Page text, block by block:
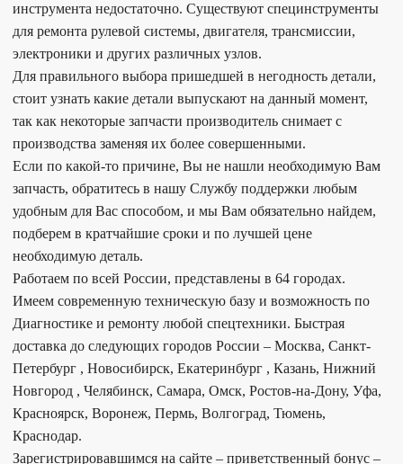
инструмента недостаточно. Существуют специнструменты
для ремонта рулевой системы, двигателя, трансмиссии,
электроники и других различных узлов.
Для правильного выбора пришедшей в негодность детали,
стоит узнать какие детали выпускают на данный момент,
так как некоторые запчасти производитель снимает с
производства заменяя их более совершенными.
Если по какой-то причине, Вы не нашли необходимую Вам
запчасть, обратитесь в нашу Службу поддержки любым
удобным для Вас способом, и мы Вам обязательно найдем,
подберем в кратчайшие сроки и по лучшей цене
необходимую деталь.
Работаем по всей России, представлены в 64 городах.
Имеем современную техническую базу и возможность по
Диагностике и ремонту любой спецтехники. Быстрая
доставка до следующих городов России – Москва, Санкт-
Петербург , Новосибирск, Екатеринбург , Казань, Нижний
Новгород , Челябинск, Самара, Омск, Ростов-на-Дону, Уфа,
Красноярск, Воронеж, Пермь, Волгоград, Тюмень,
Краснодар.
Зарегистрировавшимся на сайте – приветственный бонус –